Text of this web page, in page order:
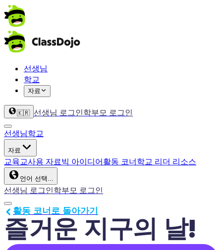
선생님
학교
자료
🇰🇷 선생님 로그인학부모 로그인
선생님학교
자료
교육교사용 자료빅 아이디어활동 코너학교 리더 리소스
언어 선택...
선생님 로그인학부모 로그인
즐거운 지구의 날!
활동 코너로 돌아가기